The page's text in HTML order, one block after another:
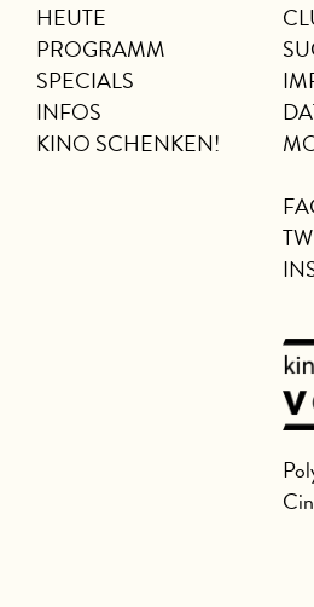
HEUTE
PROGRAMM
SPECIALS
INFOS
KINO SCHENKEN!